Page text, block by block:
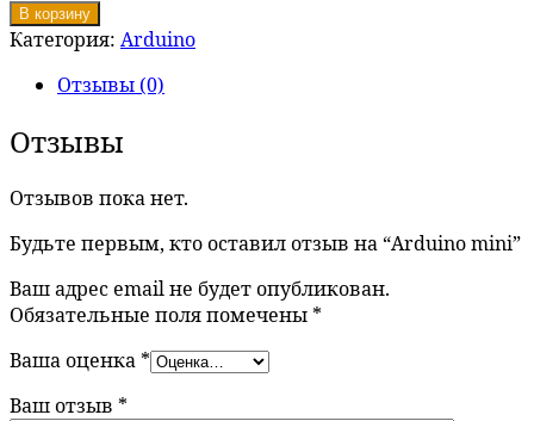
В корзину
Категория: Arduino
Отзывы (0)
Отзывы
Отзывов пока нет.
Будьте первым, кто оставил отзыв на “Arduino mini”
Ваш адрес email не будет опубликован.
Обязательные поля помечены *
Ваша оценка *
Ваш отзыв *